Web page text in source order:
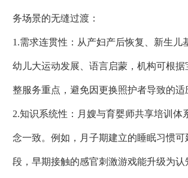
务场景的无缝过渡：
1.需求连贯性：从产妇产后恢复、新生儿
幼儿大运动发展、语言启蒙，机构可根据
整服务重点，避免因更换照护者导致的适
2.知识系统性：月嫂与育婴师共享培训体
念一致。例如，月子期建立的睡眠习惯可
段，早期接触的感官刺激游戏能升级为